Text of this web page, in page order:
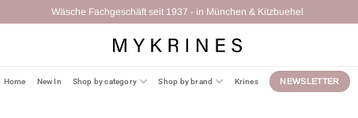
Kostenloser Versand in D ab 100 Euro
Home New In Shop by category Shop by brand Krines NEWSLETTER